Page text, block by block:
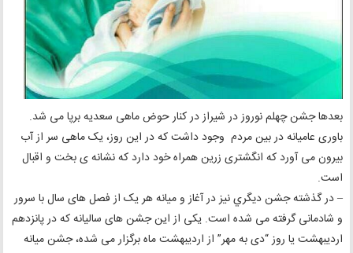
بعدها جشن چهلم نوروز در شیراز در کنار حوض ماهی سعدیه برپا می شد.
باوری عامیانه در بین مردم وجود داشت که در این روز، یک ماهی سر از آب
بیرون می آورد که انگشتری زرین همراه خود دارد که نشانه ی بخت و اقبال
است.
– در گذشته جشن ديگري نيز در آغاز و میانه هر یک از فصل های سال با سرور
و شادمانی گرفته می شده است. یکی از این جشن های سالیانه که در پانزدهم
اردیبهشت یا روز “دی به مهر” از اردیبهشت ماه برگزار می شده، جشن میانه